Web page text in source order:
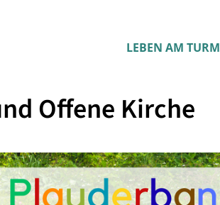
LEBEN AM TURM
Offene Kirche